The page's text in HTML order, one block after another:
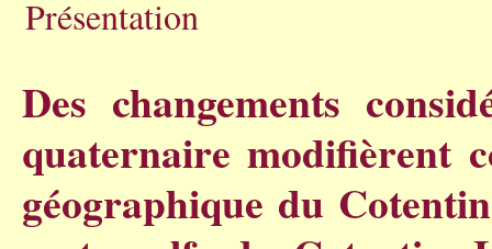
Présentation
Des changements
quaternaire modifièrent
géographique du